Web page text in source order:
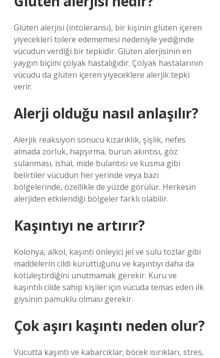
Glüten alerjisi (intoleransı), bir kişinin glüten içeren
yiyecekleri tolere edememesi nedeniyle yediğinde
vücudun verdiği bir tepkidir. Glüten alerjisinin en
yaygın biçimi çölyak hastalığıdır. Çölyak hastalarının
vücudu da glüten içeren yiyeceklere alerjik tepki
verir.
Alerji olduğu nasıl anlaşılır?
Alerjik reaksiyon sonucu kızarıklık, şişlik, nefes
almada zorluk, hapşırma, burun akıntısı, göz
sulanması, ishal, mide bulantısı ve kusma gibi
belirtiler vücudun her yerinde veya bazı
bölgelerinde, özellikle de yüzde görülür. Herkesin
alerjiden etkilendiği bölgeler farklı olabilir.
Kaşıntıyı ne artırır?
Kolonya, alkol, kaşıntı önleyici jel ve sulu tozlar gibi
maddelerin cildi kuruttuğunu ve kaşıntıyı daha da
kötüleştirdiğini unutmamak gerekir. Kuru ve
kaşıntılı cilde sahip kişiler için vücuda temas eden ilk
giysinin pamuklu olması gerekir.
Çok aşırı kaşıntı neden olur?
Vücutta kaşıntı ve kabarcıklar; böcek ısırıkları, stres,